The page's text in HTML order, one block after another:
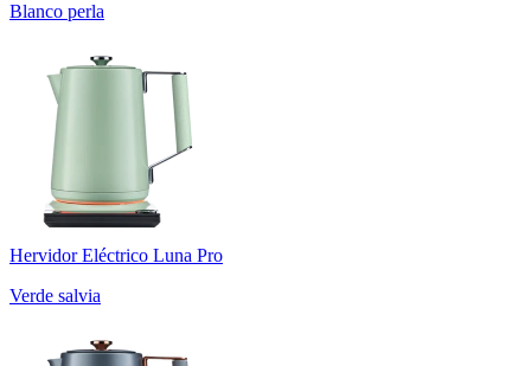
Blanco perla
Hervidor Eléctrico Luna Pro
Verde salvia